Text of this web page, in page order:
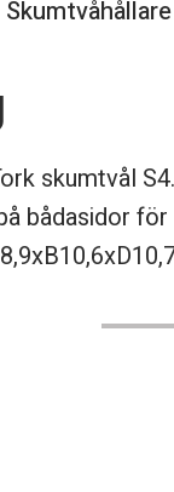
skumtvål
bådasidor